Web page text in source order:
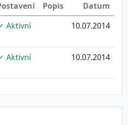
Popis
Datum
Aktivní 10.07.2014
Aktivní 10.07.2014